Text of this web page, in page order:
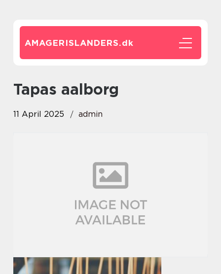
AMAGERISLANDERS.dk
tapas aalborg
11 April 2025 admin